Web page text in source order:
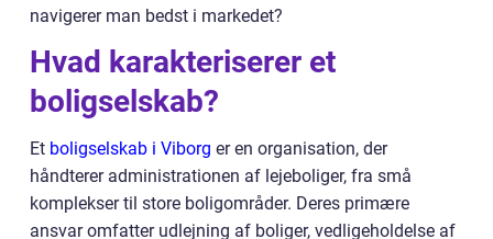
navigerer man bedst i markedet?
Hvad karakteriserer et
boligselskab?
Et boligselskab i Viborg er en organisation, der
håndterer administrationen af lejeboliger, fra små
komplekser til store boligområder. Deres primære
ansvar omfatter udlejning af boliger, vedligeholdelse af